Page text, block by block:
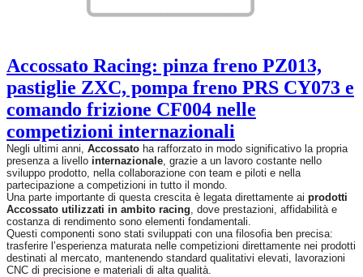
Accossato Racing: pinza freno PZ013,
pastiglie ZXC, pompa freno PRS CY073 e
comando frizione CF004 nelle
competizioni internazionali
Negli ultimi anni, Accossato ha rafforzato in modo significativo la propria
presenza a livello internazionale, grazie a un lavoro costante nello
sviluppo prodotto, nella collaborazione con team e piloti e nella
partecipazione a competizioni in tutto il mondo.
Una parte importante di questa crescita è legata direttamente ai prodotti
Accossato utilizzati in ambito racing, dove prestazioni, affidabilità e
costanza di rendimento sono elementi fondamentali.
Questi componenti sono stati sviluppati con una filosofia ben precisa:
trasferire l’esperienza maturata nelle competizioni direttamente nei prodotti
destinati al mercato, mantenendo standard qualitativi elevati, lavorazioni
CNC di precisione e materiali di alta qualità.